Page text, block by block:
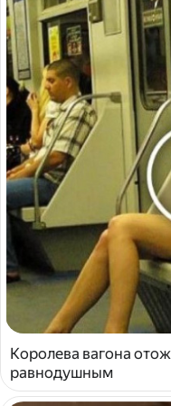
Королева вагона
равнодушным